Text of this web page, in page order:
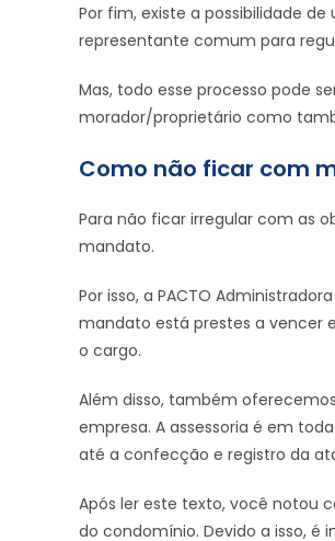
Por fim, existe a possibilidade
representante comum para
Mas, todo esse processo pode
morador/proprietário como
Como não ficar com
Para não ficar irregular com as
mandato.
Por isso, a PACTO
mandato está prestes a vencer
o cargo.
Além disso, também
empresa. A assessoria é em
até a confecção e registro da
Após ler este texto, você notou
do condomínio. Devido a isso,